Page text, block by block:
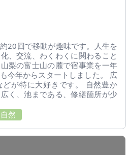
20回で移動が趣味です。人生を
、交流、わくわくに関わること
梨の富士山の麓で宿事業を一年
今年からスタートしました。 広
が特に大好きです。 自然豊か
く、池まである、修繕箇所が少
自然